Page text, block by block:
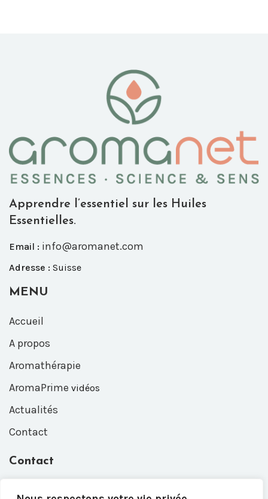
Apprendre l’essentiel sur les Huiles
Essentielles.
Email : info@aromanet.com
Adresse : Suisse
MENU
Accueil
A propos
Aromathérapie
AromaPrime vidéos
Actualités
Contact
Contact